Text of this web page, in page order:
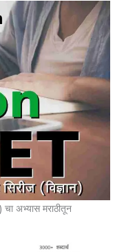
अभ्यास मराठीतून